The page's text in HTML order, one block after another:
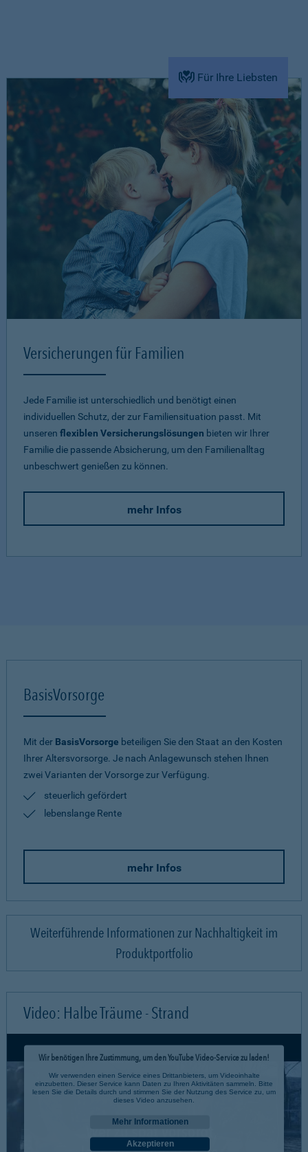
Für Ihre Liebsten
Versicherungen für Familien
Jede Familie ist unterschiedlich und benötigt einen
individuellen Schutz, der zur Familiensituation passt. Mit
unseren flexiblen Versicherungslösungen bieten wir Ihrer
Familie die passende Absicherung, um den Familienalltag
unbeschwert genießen zu können.
mehr Infos
BasisVorsorge
Mit der BasisVorsorge beteiligen Sie den Staat an den Kosten
Ihrer Altersvorsorge. Je nach Anlagewunsch stehen Ihnen
zwei Varianten der Vorsorge zur Verfügung.
steuerlich gefördert
lebenslange Rente
mehr Infos
Weiterführende Informationen zur Nachhaltigkeit im
Produktportfolio
Video: Halbe Träume - Strand
Wir benötigen Ihre Zustimmung, um den YouTube Video-Service zu laden!
Wir verwenden einen Service eines Drittanbieters, um Videoinhalte
einzubetten. Dieser Service kann Daten zu Ihren Aktivitäten sammeln. Bitte
lesen Sie die Details durch und stimmen Sie der Nutzung des Service zu, um
dieses Video anzusehen.
Mehr Informationen
Akzeptieren